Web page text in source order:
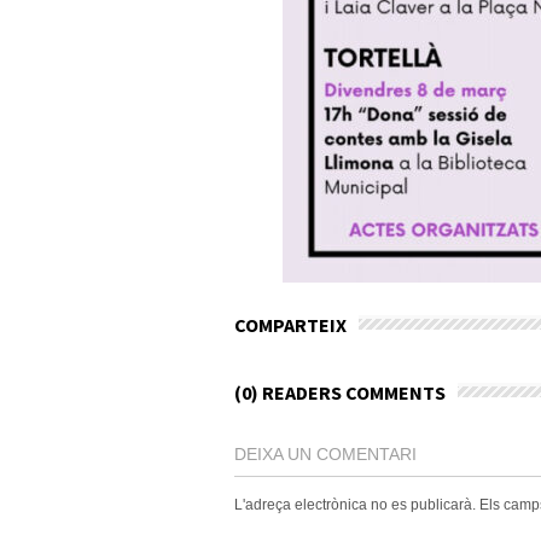
COMPARTEIX
(0) READERS COMMENTS
DEIXA UN COMENTARI
L'adreça electrònica no es publicarà. Els